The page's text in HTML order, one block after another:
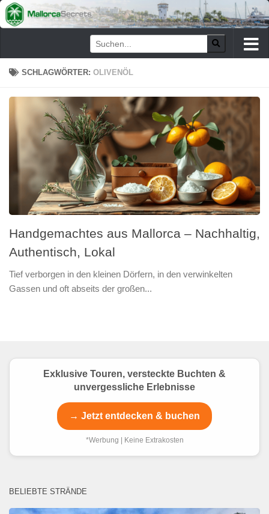
Zum Inhalt springen
SCHLAGWÖRTER:OLIVENÖL
Handgemachtes aus Mallorca – Nachhaltig,
Authentisch, Lokal
Tief verborgen in den kleinen Dörfern, in den verwinkelten
Gassen und oft abseits der großen...
Exklusive Touren, versteckte Buchten &
unvergessliche Erlebnisse
→ Jetzt entdecken & buchen
*Werbung | Keine Extrakosten
BELIEBTE STRÄNDE